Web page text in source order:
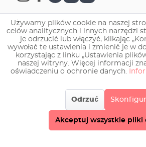
Copyright © 2026 EHEIM GmbH & Co. KG.
Używamy plików cookie na naszej
celów analitycznych i innych narzędzi
je odrzucić lub włączyć, klikając
wywołać te ustawienia i zmienić je w
korzystając z linku „Ustawienia
naszej witryny. Więcej informacji
oświadczeniu o ochronie danych.
Odrzuć
Akceptuj wszystkie pliki